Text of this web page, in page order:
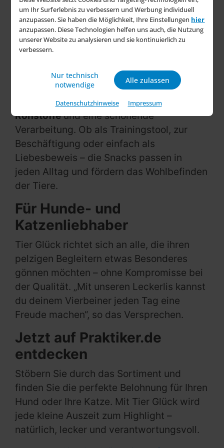
um Ihr Surferlebnis zu verbessern und Werbung individuell
anzupassen. Sie haben die Möglichkeit, Ihre Einstellungen hier
anzupassen. Diese Technologien helfen uns auch, die Nutzung
unserer Website zu analysieren und sie kontinuierlich zu
verbessern.
Nur technisch
notwendige
Alle zulassen
Datenschutzhinweise Impressum
werden können. „Unsere Leckerlis
sollen nicht nur Freude bereiten,
sondern auch verträglich sein“, betont
das Unternehmen.
Qualität, die man schmeckt
Die Produkte von Tier Glück überzeugen
sorgfältig ausgewählte
Rohstoffeund eine schonende
Verarbeitung. Ob als Trainingstool, zur
Beschäftigung oder einfach als
Liebesbeweis – die Snacks passen in
jeden Alltag und fördern das Wohlbefinden
der Tiere.
Für Hunde- und
Katzenliebhaber
Tier Glück richtet sich an alle, die ihren
pelzigen Begleitern etwas Besonderes
gönnen möchten – ohne Kompromisse bei
der Qualität. „Mit unseren Leckerlis kannst
du deinem Vierbeiner jeden Tag eine
Freude machen“, so das Versprechen.
Jetzt auf Praktiker.de
entdecken
Stöbern Sie durch das Sortiment und
finden Sie die perfekte Belohnung für Ihren
Hund oder Ihre Katze. Mit Tier Glück wird
jede kleine Auszeit zum Highlight –
natürlich, lecker und verantwortungsvoll.